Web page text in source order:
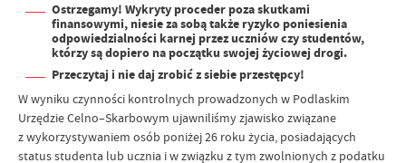
Ostrzegamy! Wykryty proceder poza skutkami
finansowymi, niesie za sobą także ryzyko poniesienia
odpowiedzialności karnej przez uczniów czy studentów,
którzy są dopiero na początku swojej życiowej drogi.
Przeczytaj i nie daj zrobić z siebie przestępcy!
W wyniku czynności kontrolnych prowadzonych w Podlaskim
Urzędzie Celno–Skarbowym ujawniliśmy zjawisko związane
z wykorzystywaniem osób poniżej 26 roku życia, posiadających
status studenta lub ucznia i w związku z tym zwolnionych z podatku